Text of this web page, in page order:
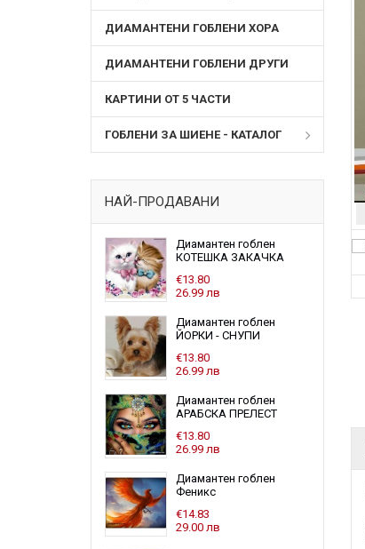
ДИАМАНТЕНИ ГОБЛЕНИ ХОРА
ДИАМАНТЕНИ ГОБЛЕНИ ДРУГИ
КАРТИНИ ОТ 5 ЧАСТИ
ГОБЛЕНИ ЗА ШИЕНЕ - КАТАЛОГ
НАЙ-ПРОДАВАНИ
Диамантен гоблен
КОТЕШКА ЗАКАЧКА
€13.80
26.99 лв
Диамантен гоблен
ЙОРКИ - СНУПИ
€13.80
26.99 лв
Диамантен гоблен
АРАБСКА ПРЕЛЕСТ
€13.80
26.99 лв
Диамантен гоблен
Феникс
€14.83
29.00 лв